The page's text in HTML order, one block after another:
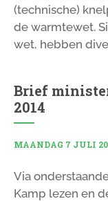
(technische)
de warmtewet.
wet, hebben
Brief
2014
MAANDAG 7 JULI
Via
Kamp lezen en